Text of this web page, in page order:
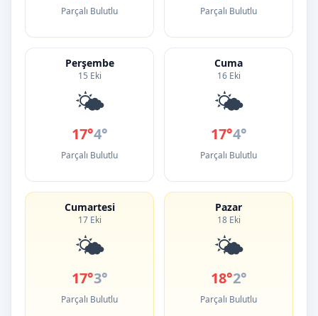
Parçalı Bulutlu Parçalı Bulutlu
Perşembe
15 Eki
🌤️
17°4°
Parçalı Bulutlu
Cuma
16 Eki
🌤️
17°4°
Parçalı Bulutlu
Cumartesi
17 Eki
🌤️
17°3°
Parçalı Bulutlu
Pazar
18 Eki
🌤️
18°2°
Parçalı Bulutlu